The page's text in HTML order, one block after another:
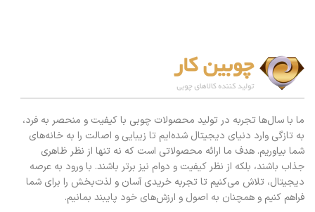
ما با سال‌ها تجربه در تولید محصولات چوبی با کیفیت و منحصر به فرد،
به تازگی وارد دنیای دیجیتال شده‌ایم تا زیبایی و اصالت را به خانه‌های
شما بیاوریم. هدف ما ارائه محصولاتی است که نه تنها از نظر ظاهری
جذاب باشند، بلکه از نظر کیفیت و دوام نیز برتر باشند. با ورود به عرصه
دیجیتال، تلاش می‌کنیم تا تجربه خریدی آسان و لذت‌بخش را برای شما
فراهم کنیم و همچنان به اصول و ارزش‌های خود پایبند بمانیم.